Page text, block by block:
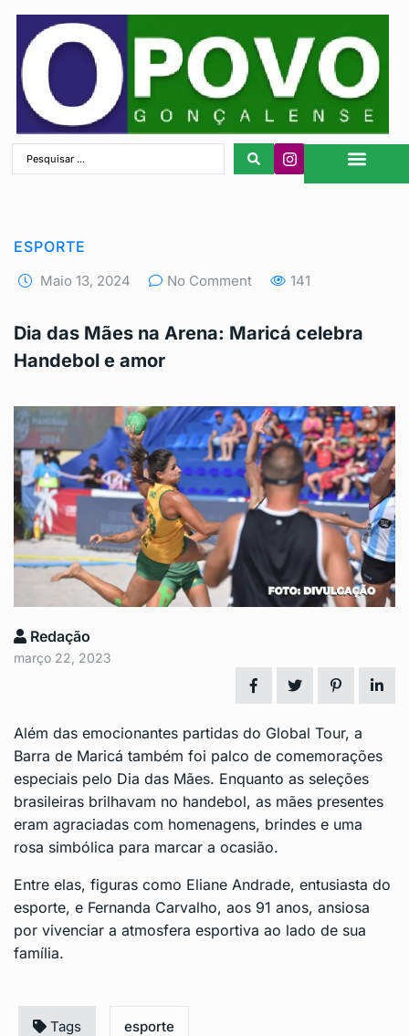
ESPORTE
Maio 13, 2024 No Comment 141
Dia das Mães na Arena: Maricá celebra
Handebol e amor
Redação
março 22, 2023
Além das emocionantes partidas do Global Tour, a
Barra de Maricá também foi palco de comemorações
especiais pelo Dia das Mães. Enquanto as seleções
brasileiras brilhavam no handebol, as mães presentes
eram agraciadas com homenagens, brindes e uma
rosa simbólica para marcar a ocasião.
Entre elas, figuras como Eliane Andrade, entusiasta do
esporte, e Fernanda Carvalho, aos 91 anos, ansiosa
por vivenciar a atmosfera esportiva ao lado de sua
família.
Tags esporte